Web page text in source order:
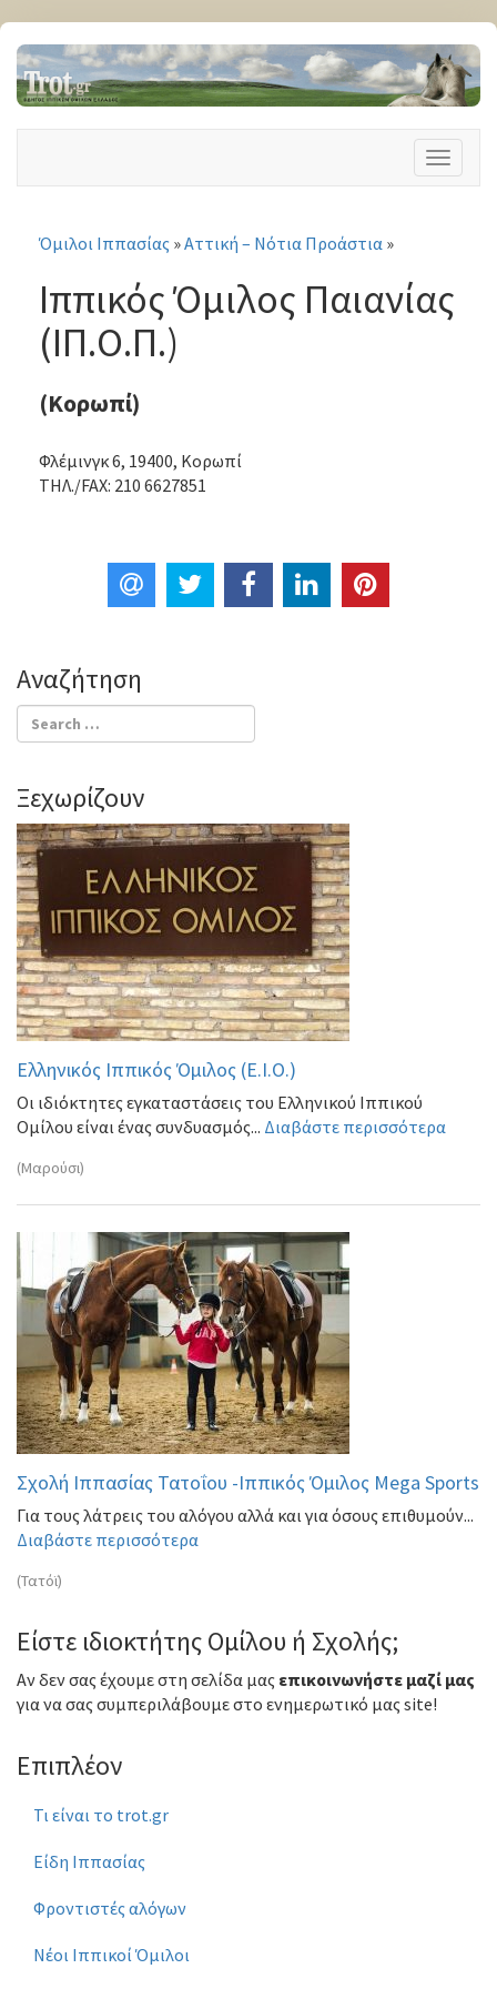
T
o
n
Όμιλοι Ιππασίας »Αττική – Νότια Προάστια »
Ιππικός Όμιλος Παιανίας
(ΙΠ.Ο.Π.)
(Κορωπί)
Φλέμινγκ 6, 19400, Κορωπί
ΤΗΛ./FAX: 210 6627851
Αναζήτηση
Ξεχωρίζουν
Ελληνικός Ιππικός Όμιλος (Ε.Ι.Ο.)
Οι ιδιόκτητες εγκαταστάσεις του Ελληνικού Ιππικού
Ομίλου είναι ένας συνδυασμός... Διαβάστε περισσότερα
(Μαρούσι)
Σχολή Ιππασίας Τατοΐου -Ιππικός Όμιλος Mega Sports
Για τους λάτρεις του αλόγου αλλά και για όσους επιθυμούν...
Διαβάστε περισσότερα
(Τατόϊ)
Είστε ιδιοκτήτης Ομίλου ή Σχολής;
Αν δεν σας έχουμε στη σελίδα μας επικοινωνήστε μαζί μας
για να σας συμπεριλάβουμε στο ενημερωτικό μας site!
Επιπλέον
Τι είναι το trot.gr
Είδη Ιππασίας
Φροντιστές αλόγων
Νέοι Ιππικοί Όμιλοι